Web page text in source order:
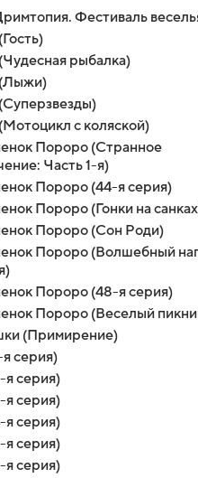
Фестиваль
рыбалка)
с коляской)
Пороро (Странное
Часть 1-я)
Пороро (44-я серия)
Пороро (Гонки на
Пороро (Сон Роди)
Пороро (Волшебный
Пороро (48-я серия)
Пороро (Веселый
(Примирение)
серия)
я серия)
я серия)
я серия)
я серия)
я серия)